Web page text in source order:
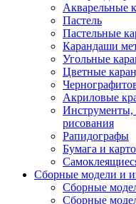
Акварельные
Пастель
Пастельные
Карандаши
Угольные
Цветные
Акриловые
Инструменты,
рисования
Рапидографы
Бумага и
Сборные модели и
Сборные
Сборные